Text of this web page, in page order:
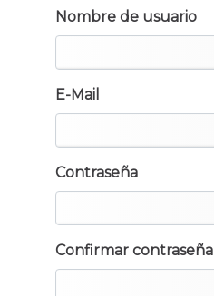
Nombre de usuario
E-Mail
Contraseña
Confirmar contraseña